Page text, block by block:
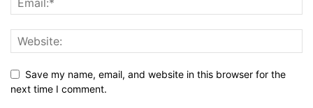
Save my name, email, and website in this browser for the
next time I comment.